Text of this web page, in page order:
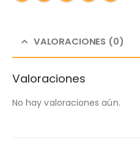
VALORACIONES (0)
Valoraciones
No hay valoraciones aún.